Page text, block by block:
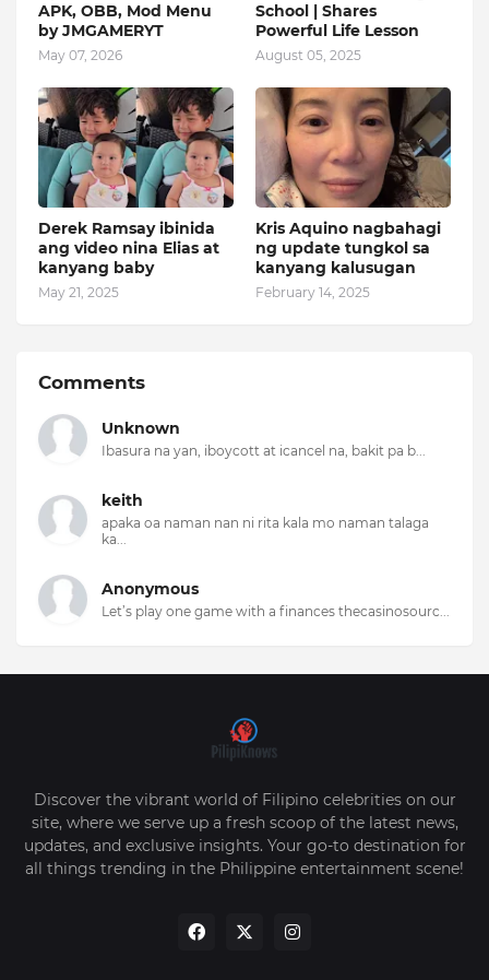
APK, OBB, Mod Menu
by JMGAMERYT
May 07, 2026
School | Shares
Powerful Life Lesson
August 05, 2025
Derek Ramsay ibinida
ang video nina Elias at
kanyang baby
May 21, 2025
Kris Aquino nagbahagi
ng update tungkol sa
kanyang kalusugan
February 14, 2025
Comments
Unknown
Ibasura na yan, iboycott at icancel na, bakit pa b...
keith
apaka oa naman nan ni rita kala mo naman talaga
ka...
Anonymous
Let’s play one game with a finances thecasinosourc...
Discover the vibrant world of Filipino celebrities on our
site, where we serve up a fresh scoop of the latest news,
updates, and exclusive insights. Your go-to destination for
all things trending in the Philippine entertainment scene!